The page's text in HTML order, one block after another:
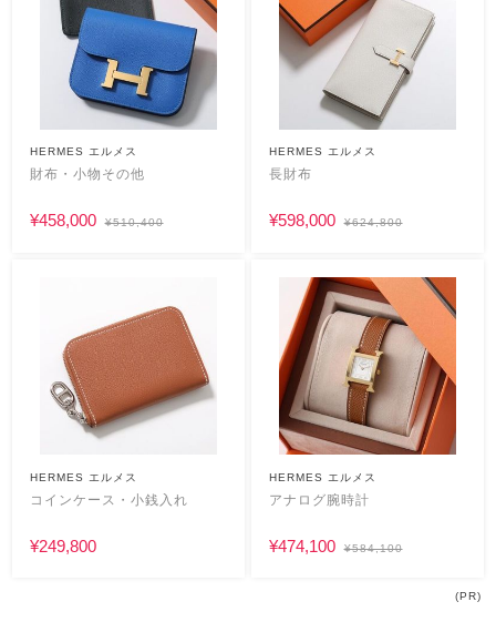
HERMES エルメス
財布・小物その他
¥458,000 ¥510,400
HERMES エルメス
長財布
¥598,000 ¥624,800
HERMES エルメス
コインケース・小銭入れ
¥249,800
HERMES エルメス
アナログ腕時計
¥474,100 ¥584,100
(PR)